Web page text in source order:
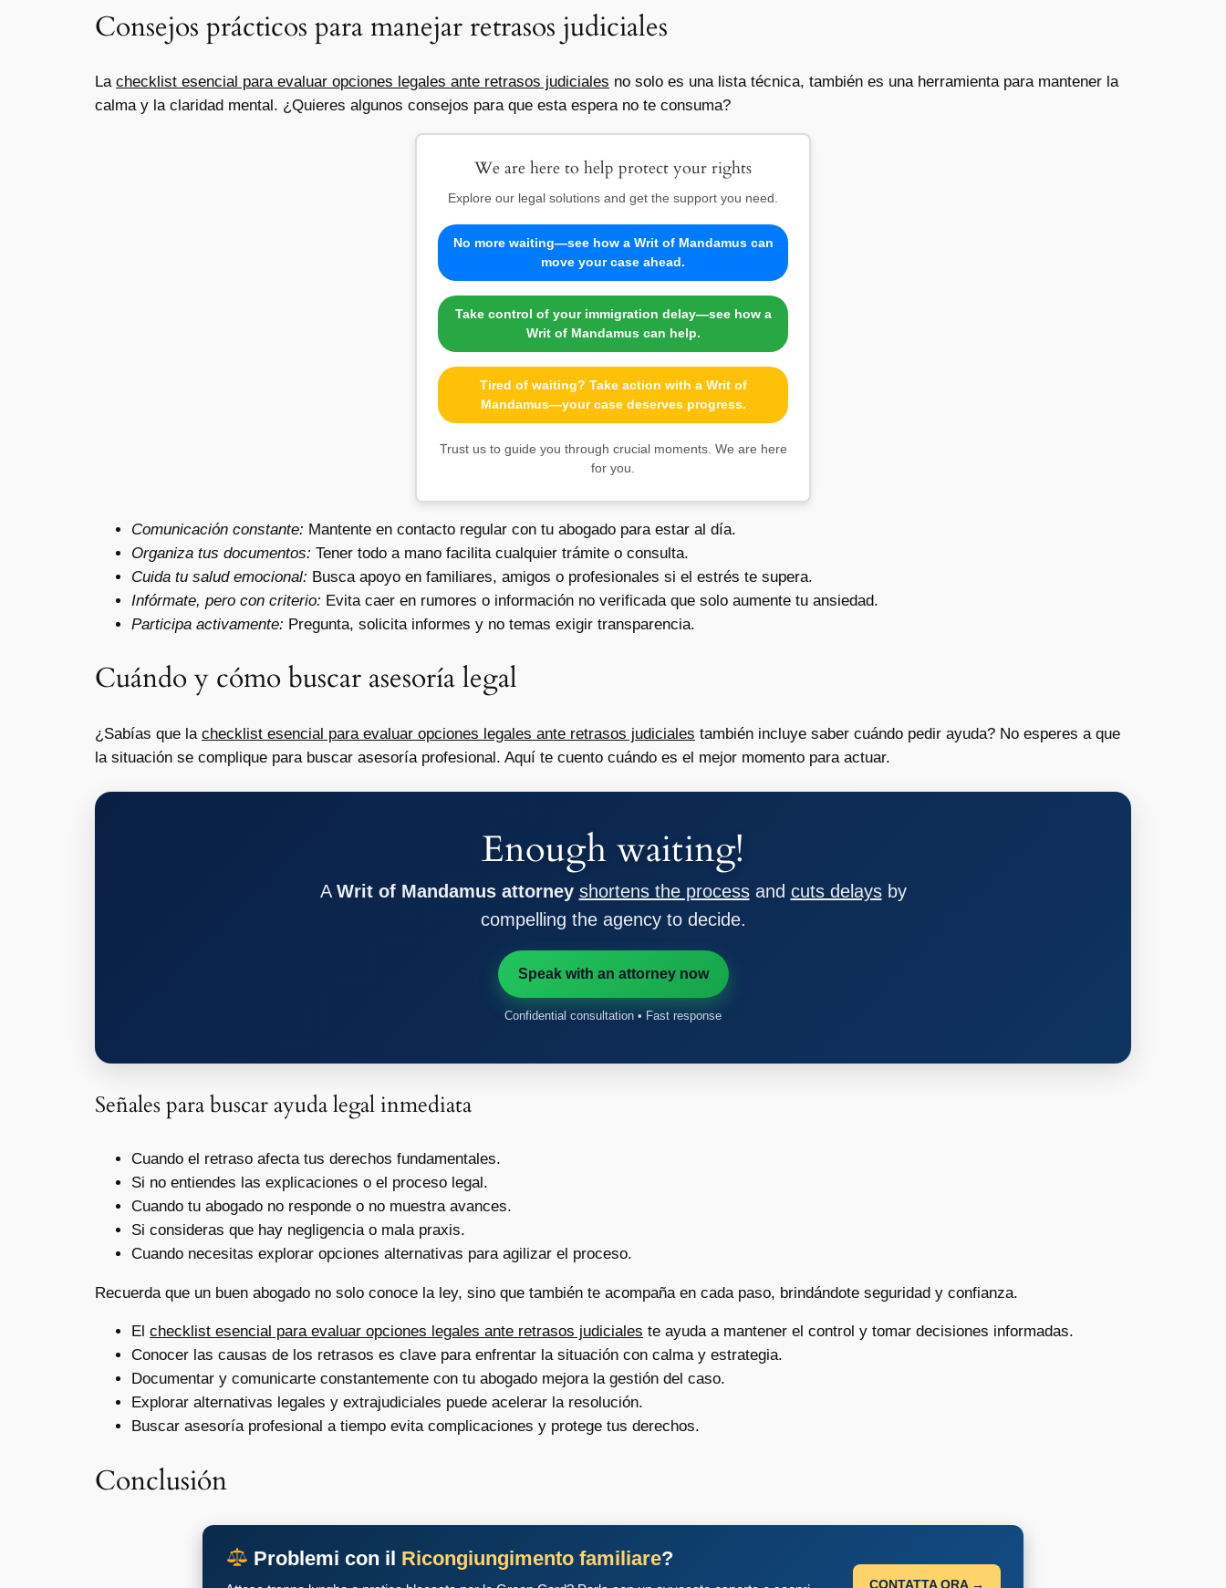
Consejos prácticos para manejar retrasos judiciales
La checklist esencial para evaluar opciones legales ante retrasos judiciales no solo es una lista técnica, también es una herramienta para mantener la
calma y la claridad mental. ¿Quieres algunos consejos para que esta espera no te consuma?
We are here to help protect your rights
Explore our legal solutions and get the support you need.
No more waiting—see how a Writ of Mandamus can
move your case ahead.
Take control of your immigration delay—see how a
Writ of Mandamus can help.
Tired of waiting? Take action with a Writ of
Mandamus—your case deserves progress.
Trust us to guide you through crucial moments. We are here
for you.
Comunicación constante: Mantente en contacto regular con tu abogado para estar al día.
Organiza tus documentos: Tener todo a mano facilita cualquier trámite o consulta.
Cuida tu salud emocional: Busca apoyo en familiares, amigos o profesionales si el estrés te supera.
Infórmate, pero con criterio: Evita caer en rumores o información no verificada que solo aumente tu ansiedad.
Participa activamente: Pregunta, solicita informes y no temas exigir transparencia.
Cuándo y cómo buscar asesoría legal
¿Sabías que la checklist esencial para evaluar opciones legales ante retrasos judiciales también incluye saber cuándo pedir ayuda? No esperes a que
la situación se complique para buscar asesoría profesional. Aquí te cuento cuándo es el mejor momento para actuar.
Enough waiting!
A Writ of Mandamus attorney shortens the processand cuts delaysby
compelling the agency to decide.
Speak with an attorney now
Confidential consultation • Fast response
Señales para buscar ayuda legal inmediata
Cuando el retraso afecta tus derechos fundamentales.
Si no entiendes las explicaciones o el proceso legal.
Cuando tu abogado no responde o no muestra avances.
Si consideras que hay negligencia o mala praxis.
Cuando necesitas explorar opciones alternativas para agilizar el proceso.
Recuerda que un buen abogado no solo conoce la ley, sino que también te acompaña en cada paso, brindándote seguridad y confianza.
El checklist esencial para evaluar opciones legales ante retrasos judiciales te ayuda a mantener el control y tomar decisiones informadas.
Conocer las causas de los retrasos es clave para enfrentar la situación con calma y estrategia.
Documentar y comunicarte constantemente con tu abogado mejora la gestión del caso.
Explorar alternativas legales y extrajudiciales puede acelerar la resolución.
Buscar asesoría profesional a tiempo evita complicaciones y protege tus derechos.
Conclusión
Problemi con il Ricongiungimento familiare?
CONTATTA ORA →